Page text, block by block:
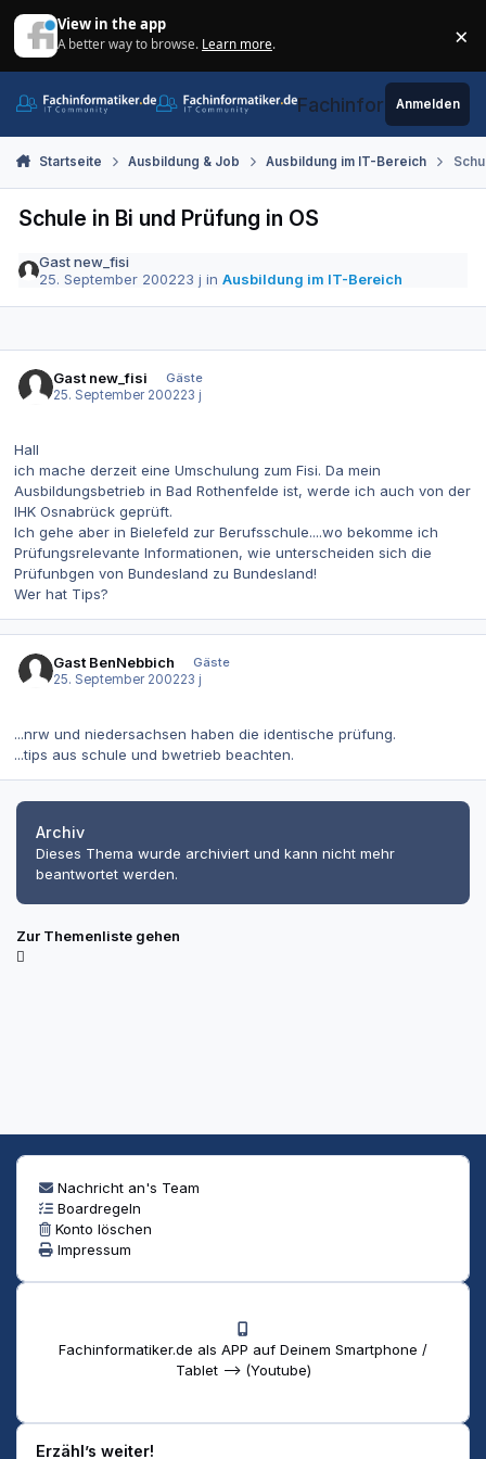
View in the app
A better way to browse. Learn more. ×
Fachinformatiker.de
Anmelden
Startseite Ausbildung & Job Ausbildung im IT-Bereich
Schule in Bi und Prüfung in OS
Gast new_fisi
25. September 200223 j inAusbildung im IT-Bereich
Gast new_fisi
Gäste
25. September 200223 j
Hall
ich mache derzeit eine Umschulung zum Fisi. Da mein
Ausbildungsbetrieb in Bad Rothenfelde ist, werde ich auch von der
IHK Osnabrück geprüft.
Ich gehe aber in Bielefeld zur Berufsschule....wo bekomme ich
Prüfungsrelevante Informationen, wie unterscheiden sich die
Prüfunbgen von Bundesland zu Bundesland!
Wer hat Tips?
Gast BenNebbich
Gäste
25. September 200223 j
...nrw und niedersachsen haben die identische prüfung.
...tips aus schule und bwetrieb beachten.
Archiv
Dieses Thema wurde archiviert und kann nicht mehr
beantwortet werden.
Zur Themenliste gehen
Nachricht an's Team
Boardregeln
Konto löschen
Impressum
Fachinformatiker.de als APP auf Deinem Smartphone /
Tablet --> (Youtube)
Erzähl’s weiter!